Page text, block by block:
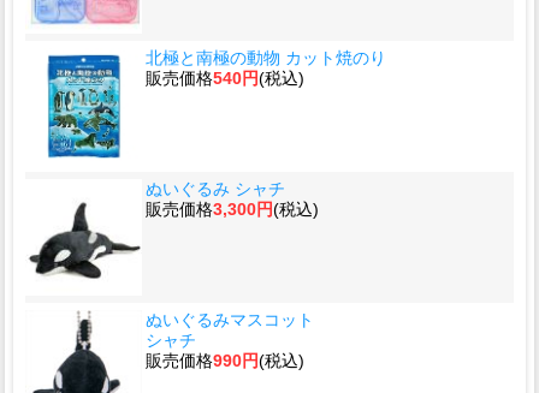
北極と南極の動物 カット焼のり
販売価格540円(税込)
ぬいぐるみ シャチ
販売価格3,300円(税込)
ぬいぐるみマスコット
シャチ
販売価格990円(税込)